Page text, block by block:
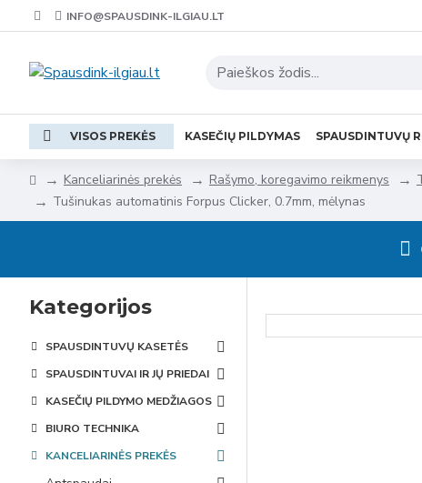
INFO@SPAUSDINK-ILGIAU.LT
VISOS PREKĖS KASEČIŲ PILDYMAS SPAUSDINTUVŲ
Kanceliarinės prekės Rašymo, koregavimo reikmenys
Tušinukas automatinis Forpus Clicker, 0.7mm, mėlynas
Kategorijos
SPAUSDINTUVŲ KASETĖS
SPAUSDINTUVAI IR JŲ PRIEDAI
KASEČIŲ PILDYMO MEDŽIAGOS
BIURO TECHNIKA
KANCELIARINĖS PREKĖS